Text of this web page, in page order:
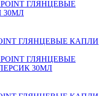
ГЛЯНЦЕВЫЕ КАПЛИ